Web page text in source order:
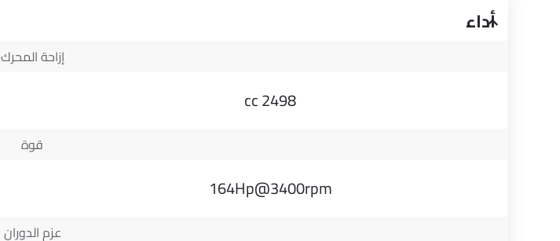
أداء
إزاحة المحرك
2498 cc
قوة
164Hp@3400rpm
عزم الدوران